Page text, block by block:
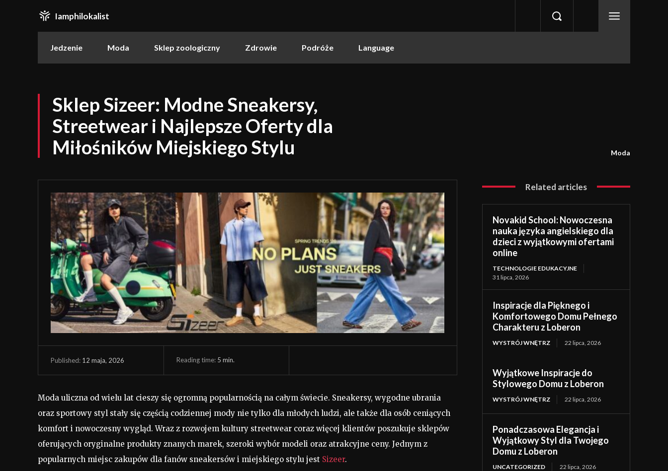
Iamphilokalist
Jedzenie Moda Sklep zoologiczny Zdrowie Podróże Language
Sklep Sizeer: Modne Sneakersy,
Streetwear i Najlepsze Oferty dla
Miłośników Miejskiego Stylu
Moda
Published: 12 maja, 2026 Reading time: 5 min.
Moda uliczna od wielu lat cieszy się ogromną popularnością na całym świecie. Sneakersy, wygodne ubrania
oraz sportowy styl stały się częścią codziennej mody nie tylko dla młodych ludzi, ale także dla osób ceniących
komfort i nowoczesny wygląd. Wraz z rozwojem kultury streetwear coraz więcej klientów poszukuje sklepów
oferujących oryginalne produkty znanych marek, szeroki wybór modeli oraz atrakcyjne ceny. Jednym z
popularnych miejsc zakupów dla fanów sneakersów i miejskiego stylu jest Sizeer.
Related articles
Novakid School: Nowoczesna
nauka języka angielskiego dla
dzieci z wyjątkowymi ofertami
online
TECHNOLOGIE EDUKACYJNE
31 lipca, 2026
Inspiracje dla Pięknego i
Komfortowego Domu Pełnego
Charakteru z Loberon
WYSTRÓJ WNĘTRZ 22 lipca, 2026
Wyjątkowe Inspiracje do
Stylowego Domu z Loberon
WYSTRÓJ WNĘTRZ 22 lipca, 2026
Ponadczasowa Elegancja i
Wyjątkowy Styl dla Twojego
Domu z Loberon
UNCATEGORIZED 22 lipca, 2026